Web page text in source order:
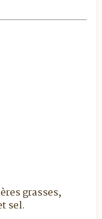
grasses,
sel.